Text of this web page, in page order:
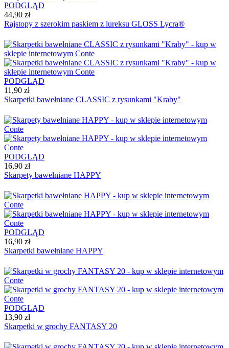
PODGLĄD
44,90 zł
Rajstopy z szerokim paskiem z lureksu GLOSS Lycra®
PODGLĄD
11,90 zł
Skarpetki bawełniane CLASSIC z rysunkami "Kraby"
PODGLĄD
16,90 zł
Skarpety bawełniane HAPPY
PODGLĄD
16,90 zł
Skarpetki bawełniane HAPPY
PODGLĄD
13,90 zł
Skarpetki w grochy FANTASY 20